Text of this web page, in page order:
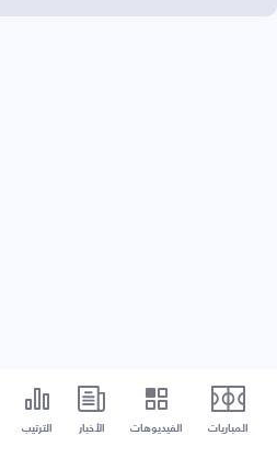
المباريات الفيديوهات الأخبار الترتيب